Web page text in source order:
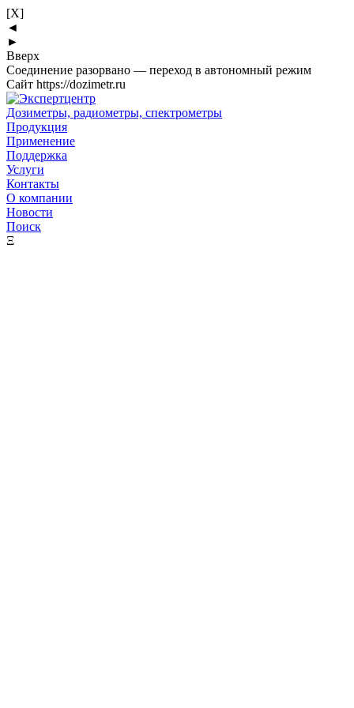
[X]
◄
►
Вверх
Соединение разорвано — переход в автономный режим
Сайт https://dozimetr.ru
Дозиметры, радиометры, спектрометры
Продукция
Применение
Поддержка
Услуги
Контакты
О компании
Новости
Поиск
Ξ